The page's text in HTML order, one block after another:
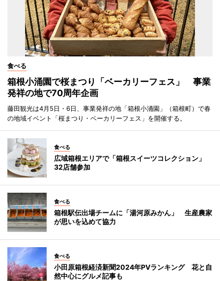
食べる
箱根小涌園で桜まつり「ベーカリーフェス」 事業
発祥の地で70周年企画
藤田観光は4月5日・6日、事業発祥の地「箱根小涌園」（箱根町）で春
の地域イベント「桜まつり・ベーカリーフェス」を開催する。
食べる
広域箱根エリアで「箱根スイーツコレクション」
32店舗参加
食べる
箱根駅伝出場チームに「湯河原みかん」 生産農家
が思いを込めて協力
食べる
小田原箱根経済新聞2024年PVランキング 花と自
然中心にグルメ記事も